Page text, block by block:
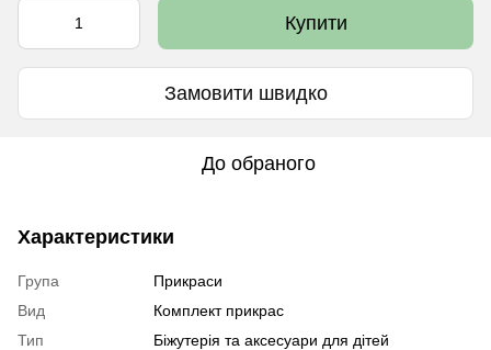
Купити
Замовити швидко
До обраного
Характеристики
Група
Прикраси
Вид
Комплект прикрас
Тип
Біжутерія та аксесуари для дітей